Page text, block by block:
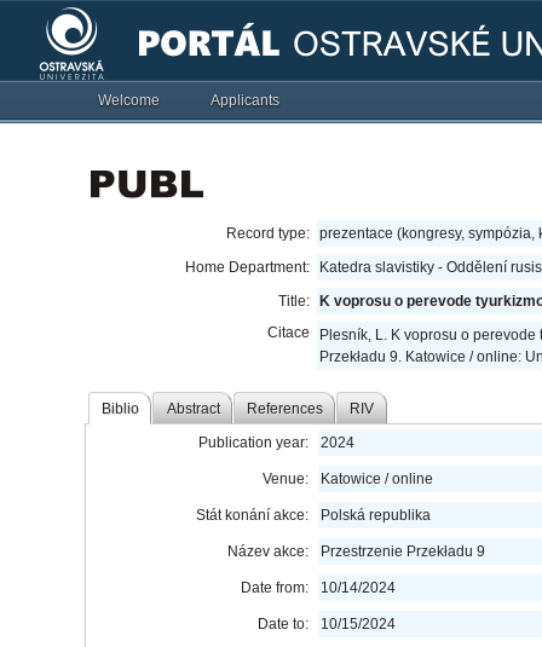
Welcome Applicants
Record type: prezentace (kongresy, sympózia,
Home Department:
Katedra slavistiky - Oddělení
Title:
K voprosu o perevode
Citace
Plesník, L. K voprosu o
Przekładu 9. Katowice / online:
Biblio Abstract References RIV
Publication year: 2024
Venue: Katowice / online
Stát konání akce: Polská republika
Název akce: Przestrzenie Przekładu 9
Date from: 10/14/2024
Date to: 10/15/2024